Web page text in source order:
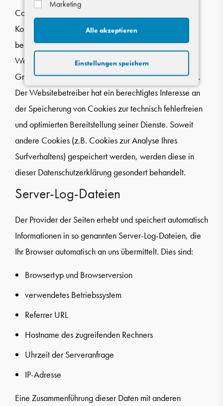
Marketing
Alle akzeptieren
Einstellungen speichern
Cookies, die zur Durchführung des elektronischen
Kommunikationsvorgangs oder zur Bereitstellung
bestimmter, von Ihnen erwünschter Funktionen (z.B.
Warenkorbfunktion) erforderlich sind, werden auf
Grundlage von Art. 6 Abs. 1 lit. f DSGVO gespeichert.
Der Websitebetreiber hat ein berechtigtes Interesse an
der Speicherung von Cookies zur technisch fehlerfreien
und optimierten Bereitstellung seiner Dienste. Soweit
andere Cookies (z.B. Cookies zur Analyse Ihres
Surfverhaltens) gespeichert werden, werden diese in
dieser Datenschutzerklärung gesondert behandelt.
Server-Log-Dateien
Der Provider der Seiten erhebt und speichert automatisch
Informationen in so genannten Server-Log-Dateien, die
Ihr Browser automatisch an uns übermittelt. Dies sind:
Browsertyp und Browserversion
verwendetes Betriebssystem
Referrer URL
Hostname des zugreifenden Rechners
Uhrzeit der Serveranfrage
IP-Adresse
Eine Zusammenführung dieser Daten mit anderen